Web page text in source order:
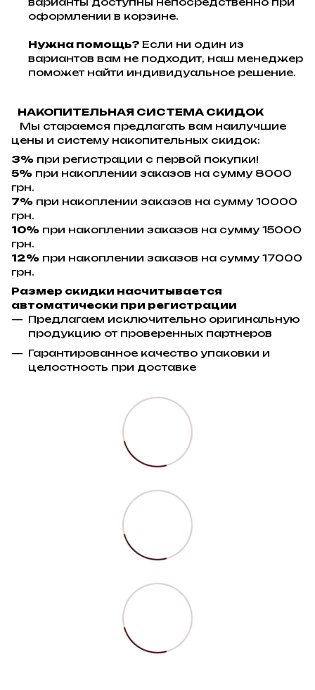
оформлении в корзине.
Нужна помощь? Если ни один из
вариантов вам не подходит, наш менеджер
поможет найти индивидуальное решение.
НАКОПИТЕЛЬНАЯ СИСТЕМА СКИДОК
Мы стараемся предлагать вам наилучшие
цены и систему накопительных скидок:
3% при регистрации с первой покупки!
5% при накоплении заказов на сумму 8000
грн.
7% при накоплении заказов на сумму 10000
грн.
10% при накоплении заказов на сумму 15000
грн.
12% при накоплении заказов на сумму 17000
грн.
Размер скидки насчитывается
автоматически при регистрации
Предлагаем исключительно оригинальную
продукцию от проверенных партнеров
Гарантированное качество упаковки и
целостность при доставке